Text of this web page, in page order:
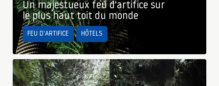
Un majestueux feu d'artifice sur
le plus haut toit du monde
FEU D'ARTIFICE HÔTELS